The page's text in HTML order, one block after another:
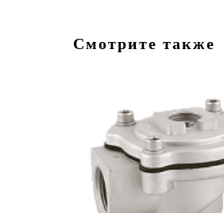
Смотрите также